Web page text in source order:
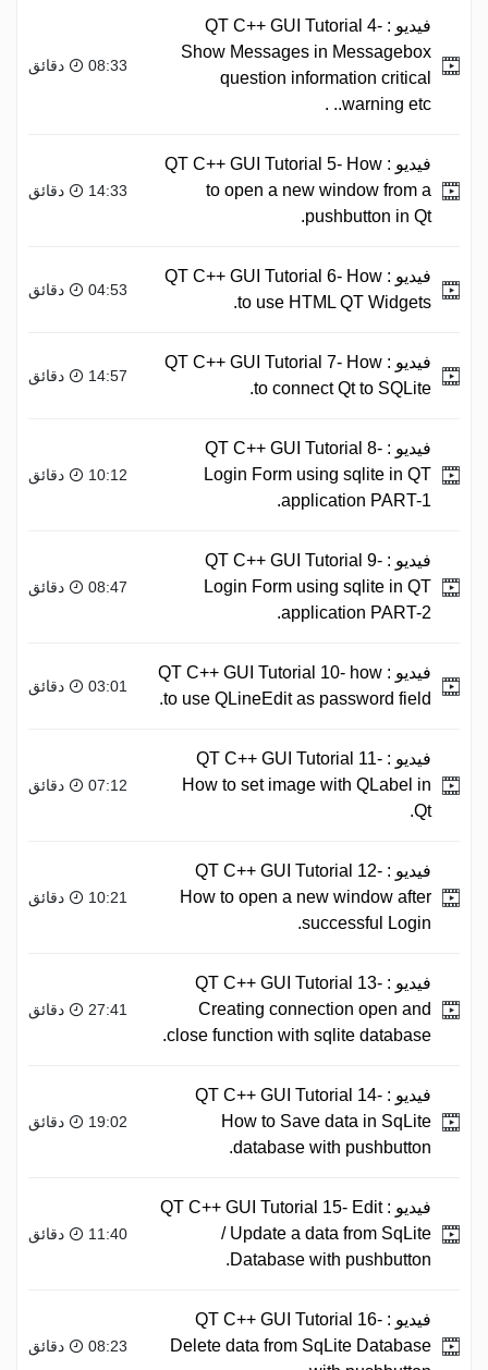
فيديو : QT C++ GUI Tutorial 4-
Show Messages in Messagebox
question information critical
warning etc.. .
08:33 دقائق
فيديو : QT C++ GUI Tutorial 5- How
to open a new window from a
pushbutton in Qt.
14:33 دقائق
فيديو : QT C++ GUI Tutorial 6- How
to use HTML QT Widgets.
04:53 دقائق
فيديو : QT C++ GUI Tutorial 7- How
to connect Qt to SQLite.
14:57 دقائق
فيديو : QT C++ GUI Tutorial 8-
Login Form using sqlite in QT
application PART-1.
10:12 دقائق
فيديو : QT C++ GUI Tutorial 9-
Login Form using sqlite in QT
application PART-2.
08:47 دقائق
فيديو : QT C++ GUI Tutorial 10- how
to use QLineEdit as password field.
03:01 دقائق
فيديو : QT C++ GUI Tutorial 11-
How to set image with QLabel in
Qt.
07:12 دقائق
فيديو : QT C++ GUI Tutorial 12-
How to open a new window after
successful Login.
10:21 دقائق
فيديو : QT C++ GUI Tutorial 13-
Creating connection open and
close function with sqlite database.
27:41 دقائق
فيديو : QT C++ GUI Tutorial 14-
How to Save data in SqLite
database with pushbutton.
19:02 دقائق
فيديو : QT C++ GUI Tutorial 15- Edit
/ Update a data from SqLite
Database with pushbutton.
11:40 دقائق
فيديو : QT C++ GUI Tutorial 16-
Delete data from SqLite Database
08:23 دقائق